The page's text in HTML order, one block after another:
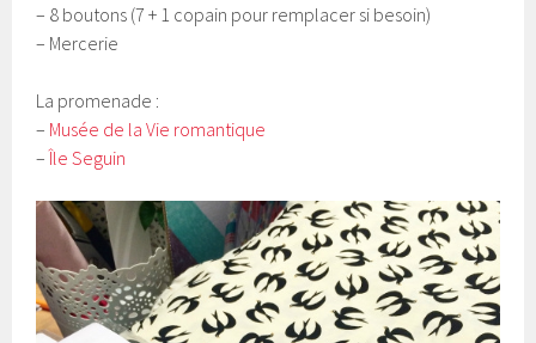
– 8 boutons (7 + 1 copain pour remplacer si besoin)
– Mercerie
La promenade :
– Musée de la Vie romantique
–Île Seguin